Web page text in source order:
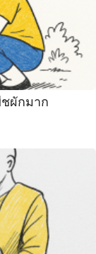
ผักมาก